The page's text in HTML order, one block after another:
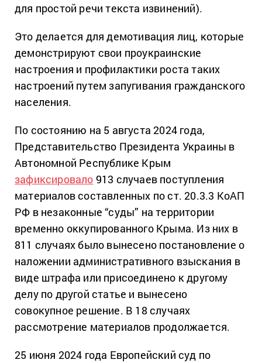
для простой речи текста извинений).
Это делается для демотивация лиц, которые
демонстрируют свои проукраинские
настроения и профилактики роста таких
настроений путем запугивания гражданского
населения.
По состоянию на 5 августа 2024 года,
Представительство Президента Украины в
Автономной Республике Крым
зафиксировало 913 случаев поступления
материалов составленных по ст. 20.3.3 КоАП
РФ в незаконные “суды” на территории
временно оккупированного Крыма. Из них в
811 случаях было вынесено постановление о
наложении административного взыскания в
виде штрафа или присоединено к другому
делу по другой статье и вынесено
совокупное решение. В 18 случаях
рассмотрение материалов продолжается.
25 июня 2024 года Европейский суд по